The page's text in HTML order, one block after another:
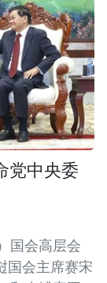
党中央委
国会高层会
国会主席赛宋